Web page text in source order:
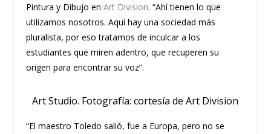
Pintura y Dibujo en Art Division. “Ahí tienen lo que
utilizamos nosotros. Aquí hay una sociedad más
pluralista, por eso tratamos de inculcar a los
estudiantes que miren adentro, que recuperen su
origen para encontrar su voz”.
Art Studio. Fotografía: cortesía de Art Division
“El maestro Toledo salió, fue a Europa, pero no se